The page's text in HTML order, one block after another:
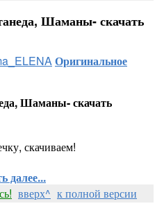
Шаманы- скачать
Оригинальное
Шаманы- скачать
скачиваем!
далее...
вверх^ к полной версии